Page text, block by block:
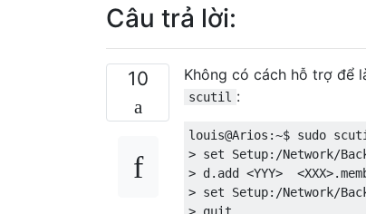
Câu trả lời:
10 Không có cách hỗ trợ để
scutil :
louis@Arios :~$ sudo
> set Setup:/Network/
> d. add <YYY> <XXX>.
> set Setup:/Network/
> quit